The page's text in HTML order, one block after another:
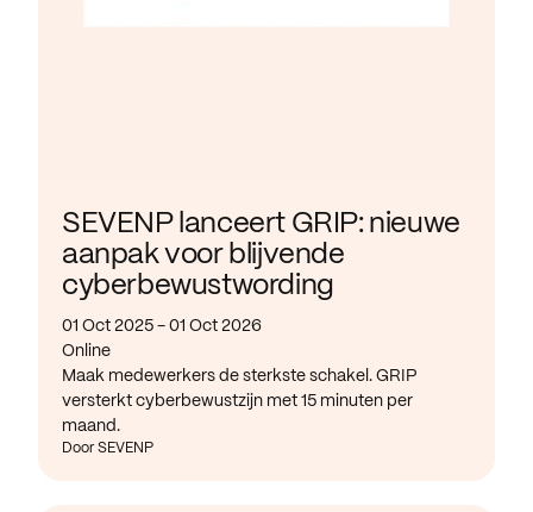
SEVENP lanceert GRIP: nieuwe
aanpak voor blijvende
cyberbewustwording
01 Oct 2025 - 01 Oct 2026
Online
Maak medewerkers de sterkste schakel. GRIP
versterkt cyberbewustzijn met 15 minuten per
maand.
Door SEVENP